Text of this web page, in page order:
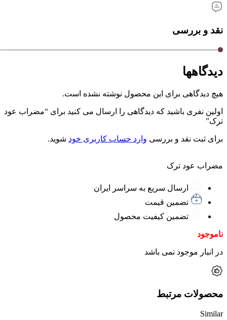
نقد و بررسی
دیدگاهها
هیچ دیدگاهی برای این محصول نوشته نشده است.
اولین نفری باشید که دیدگاهی را ارسال می کنید برای “مضراب عود
ترک”
برای ثبت نقد و بررسی وارد حساب کاربری خود شوید.
مضراب عود ترک
ارسال سریع به سراسر ایران
تضمین قیمت
تضمین کیفیت محصول
ناموجود
در انبار موجود نمی باشد
محصولات مرتبط
Similar